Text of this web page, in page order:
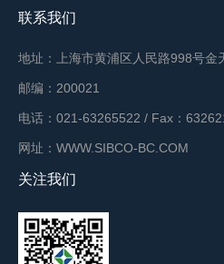
联系我们
地址：上海市黄浦区人民路998号金
邮编：200021
电话：021-63265522 / Fax：
网址：WWW.SIBCO-BC.COM
关注我们